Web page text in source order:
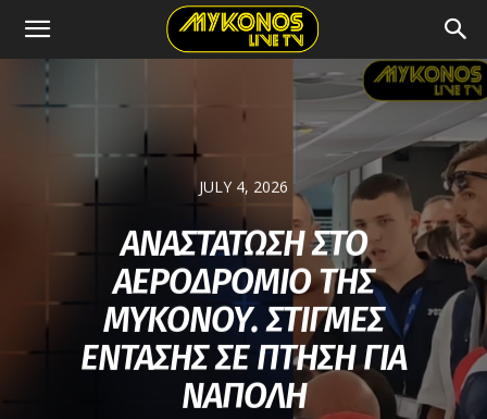
JULY 4, 2026
ΑΝΑΣΤΑΤΩΣΗ ΣΤΟ
ΑΕΡΟΔΡΟΜΙΟ ΤΗΣ
ΜΥΚΟΝΟΥ. ΣΤΙΓΜΕΣ
ΕΝΤΑΣΗΣ ΣΕ ΠΤΗΣΗ ΓΙΑ
ΝΑΠΟΛΗ